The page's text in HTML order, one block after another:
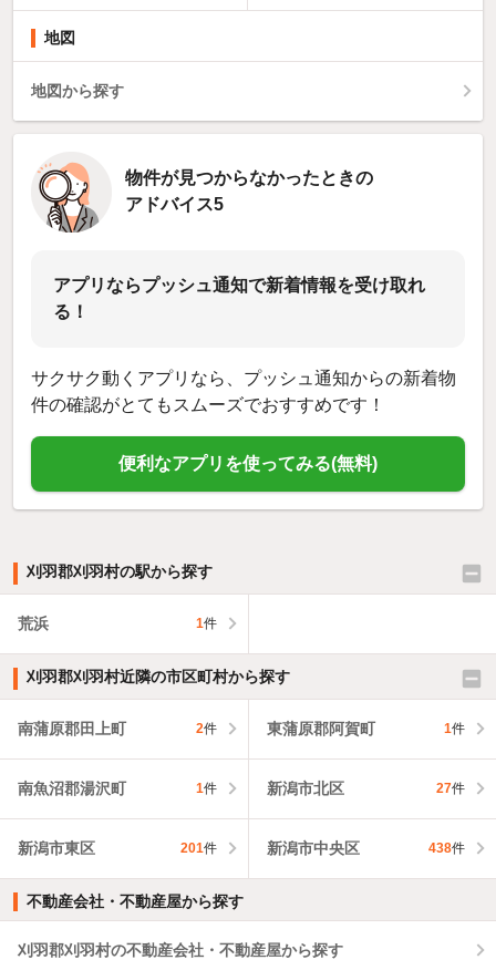
地図
地図から探す
物件が見つからなかったときの
アドバイス5
アプリならプッシュ通知で新着情報を受け取れ
る！
サクサク動くアプリなら、プッシュ通知からの新着物
件の確認がとてもスムーズでおすすめです！
便利なアプリを使ってみる(無料)
刈羽郡刈羽村の駅から探す
荒浜 1件
刈羽郡刈羽村近隣の市区町村から探す
南蒲原郡田上町 2件 東蒲原郡阿賀町 1件
南魚沼郡湯沢町 1件 新潟市北区 27件
新潟市東区 201件 新潟市中央区 438件
不動産会社・不動産屋から探す
刈羽郡刈羽村の不動産会社・不動産屋から探す